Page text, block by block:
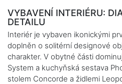
VYBAVENÍ INTERIÉRU:
DETAILU
Interiér je vybaven ikonickými
doplněn o solitérní designové
charakter. V obytné části
System a kuchyňská sestava
stolem Concorde a židlemi